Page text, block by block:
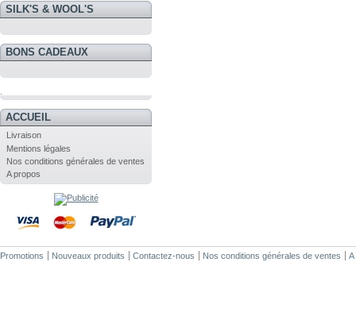
SILK'S & WOOL'S
BONS CADEAUX
ACCUEIL
Livraison
Mentions légales
Nos conditions générales de ventes
A propos
Promotions Nouveaux produits Contactez-nous Nos conditions générales de ventes A